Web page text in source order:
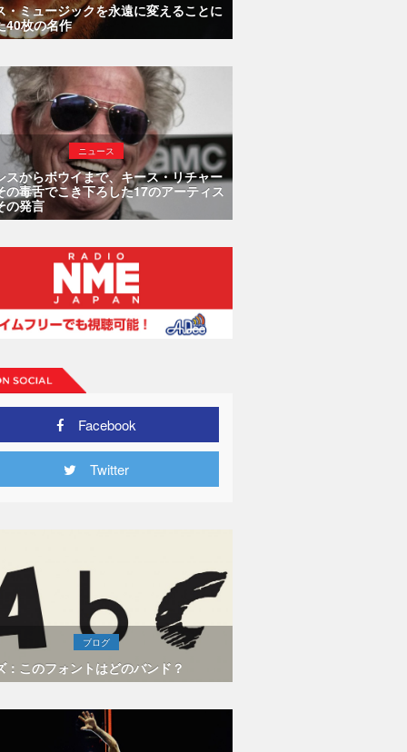
・ミュージックを永遠に変えることに
40枚の名作
ニュース
スからボウイまで、キース・リチャー
の毒舌でこき下ろした17のアーティス
の発言
Facebook
Twitter
ブログ
：このフォントはどのバンド？